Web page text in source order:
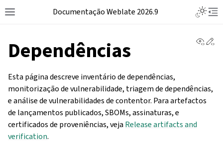
Documentação Weblate 2026.9
Dependências
Esta página descreve inventário de dependências,
monitorização de vulnerabilidade, triagem de dependências,
e análise de vulnerabilidades de contentor. Para artefactos
de lançamentos publicados, SBOMs, assinaturas, e
certificados de proveniências, veja Release artifacts and
verification.